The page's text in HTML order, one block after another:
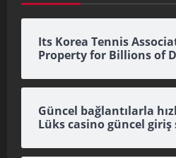
Its Korea Tennis
Property for Billions of
Güncel bağlantılarla
Lüks casino güncel giriş